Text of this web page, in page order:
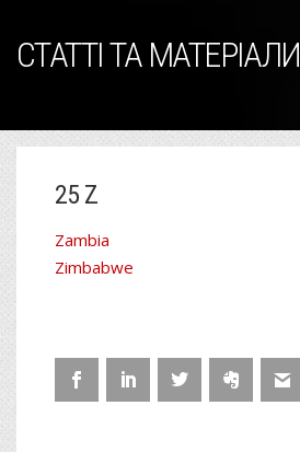
СТАТТІ ТА МАТЕРІАЛИ
25 Z
Zambia
Zimbabwe